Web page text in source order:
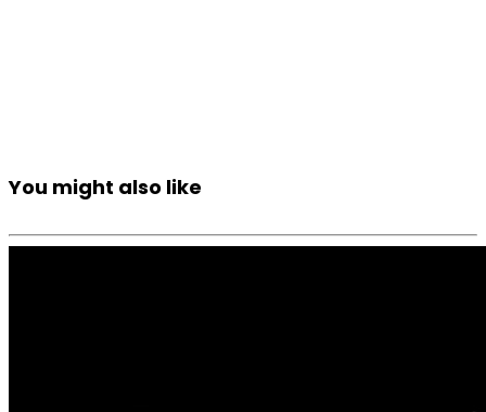
You might also like